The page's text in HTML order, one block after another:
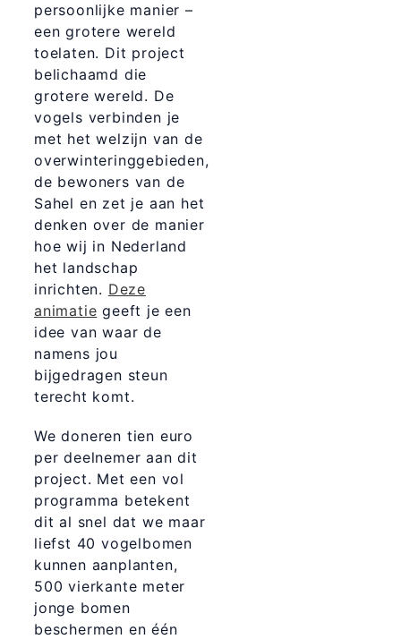
persoonlijke manier –
een grotere wereld
toelaten. Dit project
belichaamd die
grotere wereld. De
vogels verbinden je
met het welzijn van de
overwinteringgebieden,
de bewoners van de
Sahel en zet je aan het
denken over de manier
hoe wij in Nederland
het landschap
inrichten. Deze
animatie geeft je een
idee van waar de
namens jou
bijgedragen steun
terecht komt.
We doneren tien euro
per deelnemer aan dit
project. Met een vol
programma betekent
dit al snel dat we maar
liefst 40 vogelbomen
kunnen aanplanten,
500 vierkante meter
jonge bomen
beschermen en één